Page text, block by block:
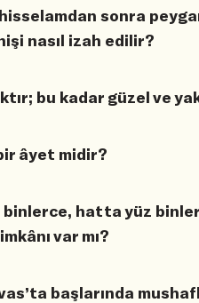
sonra
nasıl izah edilir?
bu kadar güzel ve
âyet midir?
binlerce, hatta yüz
var mı?
başlarında